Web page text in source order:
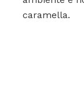
caramella.